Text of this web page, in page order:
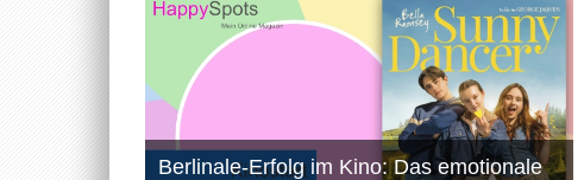
Berlinale-Erfolg im Kino: Das emotionale